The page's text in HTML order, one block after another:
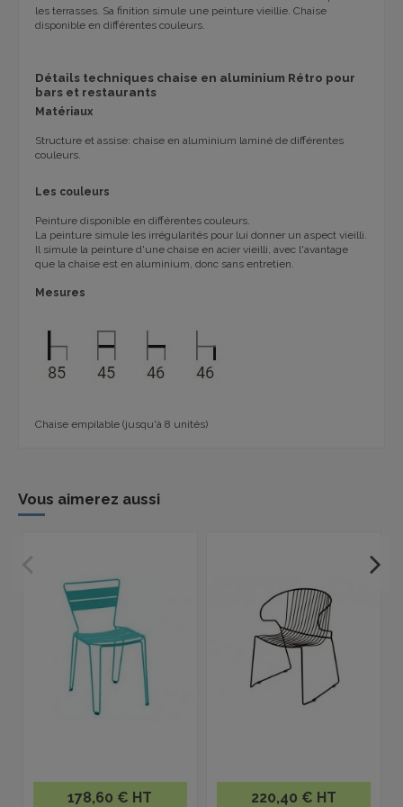
les terrasses. Sa finition simule une peinture vieillie. Chaise
disponible en différentes couleurs.
Détails techniques chaise en aluminium Rétro pour
bars et restaurants
Matériaux
Structure et assise: chaise en aluminium laminé de différentes
couleurs.
Les couleurs
Peinture disponible en différentes couleurs.
La peinture simule les irrégularités pour lui donner un aspect vieilli.
Il simule la peinture d'une chaise en acier vieilli, avec l'avantage
que la chaise est en aluminium, donc sans entretien.
Mesures
Chaise empilable (jusqu'à 8 unités)
Vous aimerez aussi
178,60 € HT 220,40 € HT